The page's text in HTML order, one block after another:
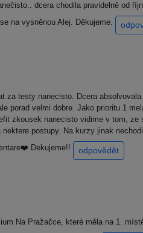
dcera chodila pravidelně od
na vysněnou Alej. Děkujeme.
za testy nanecisto. Dcera
porad velmi dobre. Jako prioritu 1
zkousek nanecisto vidime v tom,
postupy. Na kurzy jinak
Dekujeme!!
odpovědět
Na Pražačce, které měla na 1.